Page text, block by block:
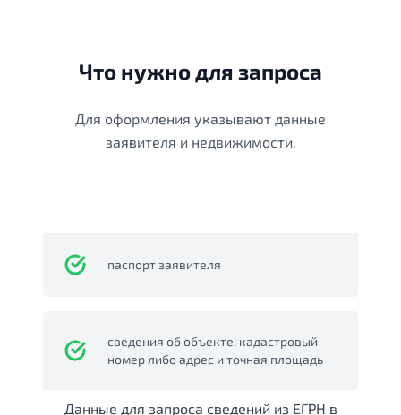
Что нужно для запроса
Для оформления указывают данные
заявителя и недвижимости.
паспорт заявителя
сведения об объекте: кадастровый
номер либо адрес и точная площадь
Данные для запроса сведений из ЕГРН в